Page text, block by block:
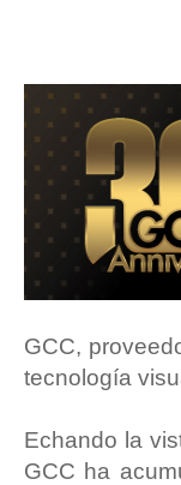
GCC,
tecnología
Echando la
GCC ha